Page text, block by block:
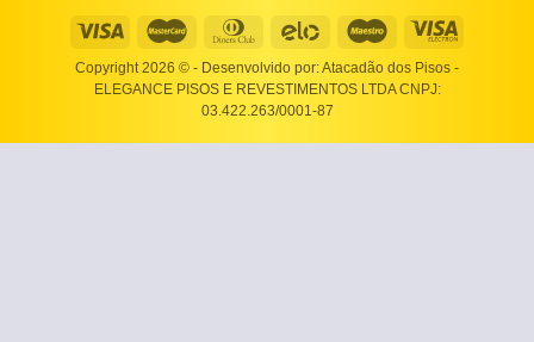
Copyright 2026 © - Desenvolvido por: Atacadão dos Pisos -
ELEGANCE PISOS E REVESTIMENTOS LTDA CNPJ:
03.422.263/0001-87